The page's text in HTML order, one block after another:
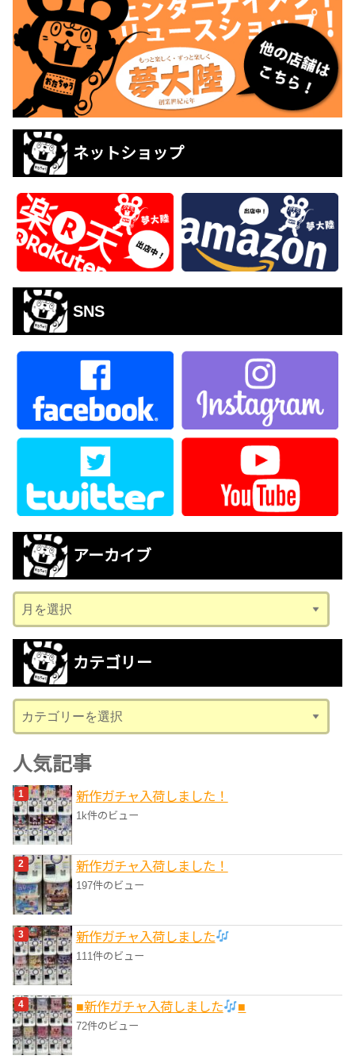
ネットショップ
SNS
アーカイブ
ー
カ
ブ
カテゴリー
テ
ゴ
リ
ー
人気記事
新作ガチャ入荷しました！
1k件のビュー
新作ガチャ入荷しました！
197件のビュー
新作ガチャ入荷しました
111件のビュー
■新作ガチャ入荷しました ■
72件のビュー